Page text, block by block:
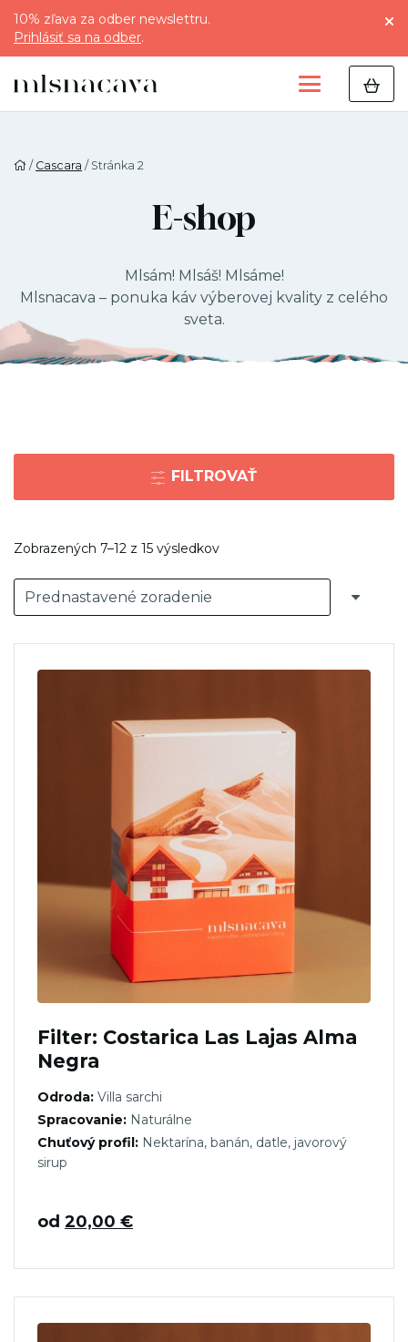
10% zľava za odber newslettru.
Prihlásiť sa na odber.
/ Cascara / Stránka 2
E-shop
Mlsám! Mlsáš! Mlsáme!
Mlsnacava – ponuka káv výberovej kvality z celého
sveta.
FILTROVAŤ
Zobrazených 7–12 z 15 výsledkov
Filter: Costarica Las Lajas Alma
Negra
Odroda: Villa sarchi
Spracovanie: Naturálne
Chuťový profil: Nektarína, banán, datle, javorový
sirup
od 20,00 €